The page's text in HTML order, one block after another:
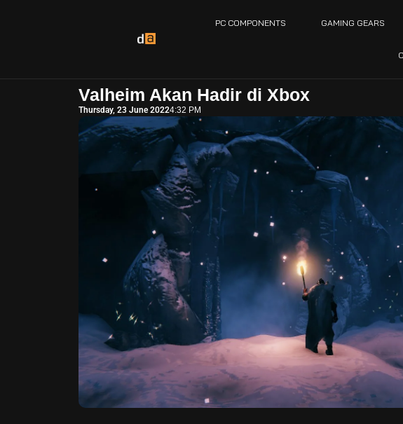
PC COMPONENTS GAMING GEARS
Valheim Akan Hadir di Xbox
Thursday, 23 June 20224:32 PM